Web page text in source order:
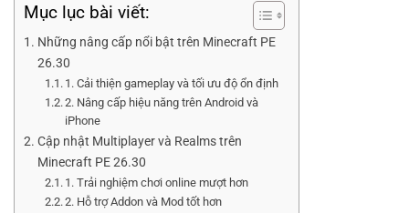
Mục lục bài viết:
Những nâng cấp nổi bật trên Minecraft PE
26.30
1. Cải thiện gameplay và tối ưu độ ổn định
2. Nâng cấp hiệu năng trên Android và
iPhone
Cập nhật Multiplayer và Realms trên
Minecraft PE 26.30
1. Trải nghiệm chơi online mượt hơn
2. Hỗ trợ Addon và Mod tốt hơn